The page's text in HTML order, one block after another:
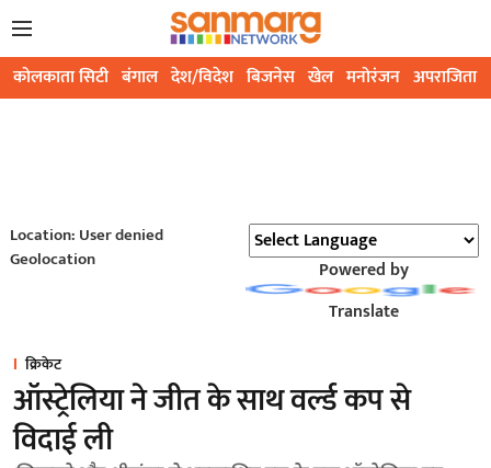
कोलकाता सिटी बंगाल देश/विदेश बिजनेस खेल मनोरंजन अपराजिता
Location: User denied
Geolocation
Powered by
Translate
क्रिकेट
ऑस्ट्रेलिया ने जीत के साथ वर्ल्ड कप से
विदाई ली